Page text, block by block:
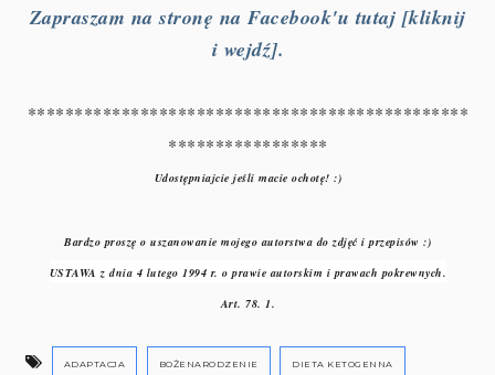
Zapraszam na stronę na Facebook'u tutaj [kliknij
i wejdź].
***********************************************
*****************
Udostępniajcie jeśli macie ochotę! :)
Bardzo proszę o uszanowanie mojego autorstwa do zdjęć i przepisów :)
USTAWA z dnia 4 lutego 1994 r. o prawie autorskim i prawach pokrewnych.
Art. 78. 1.
ADAPTACJA BOŻENARODZENIE DIETA KETOGENNA